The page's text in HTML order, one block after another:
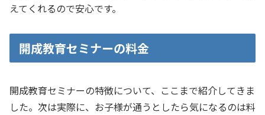
えてくれるので安心です。
開成教育セミナーの料金
開成教育セミナーの特徴について、ここまで紹介してきま
した。次は実際に、お子様が通うとしたら気になるのは料